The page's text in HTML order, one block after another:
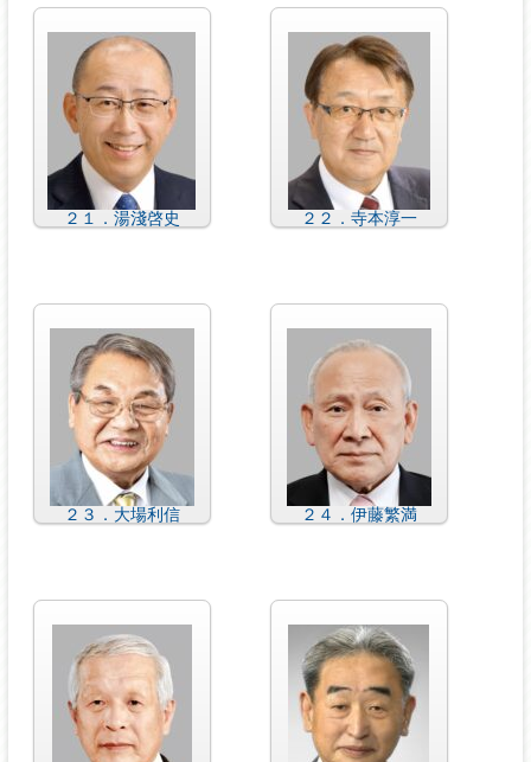
２１．湯淺啓史 ２２．寺本淳一
２３．大場利信 ２４．伊藤繁満